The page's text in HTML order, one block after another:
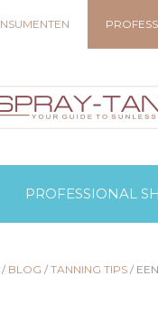
PROFESSIONAL
/ BLOG / TANNING TIPS /